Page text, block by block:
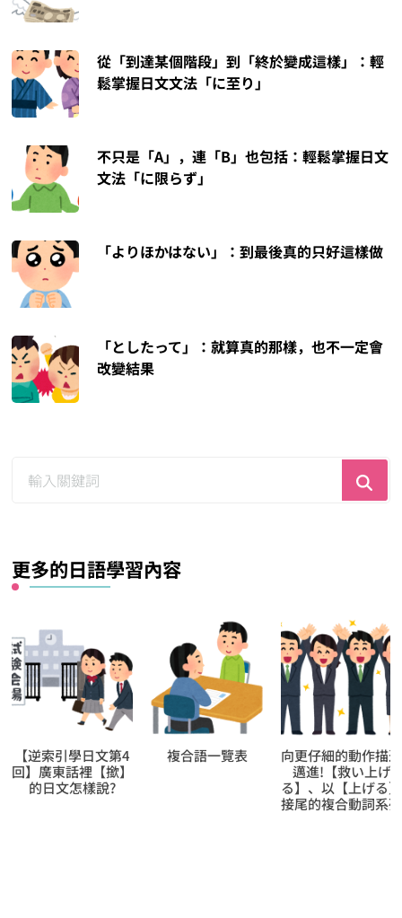
從「到達某個階段」到「終於變成這樣」：輕
鬆掌握日文文法「に至り」
不只是「A」，連「B」也包括：輕鬆掌握日文
文法「に限らず」
「よりほかはない」：到最後真的只好這樣做
「としたって」：就算真的那樣，也不一定會
改變結果
更多的日語學習內容
索引學日文第4
東話裡【撳】
日文怎樣說?
複合語一覽表
向更仔細的動作描述
邁進!【救い上げ
る】、以【上げる】
接尾的複合動詞系列